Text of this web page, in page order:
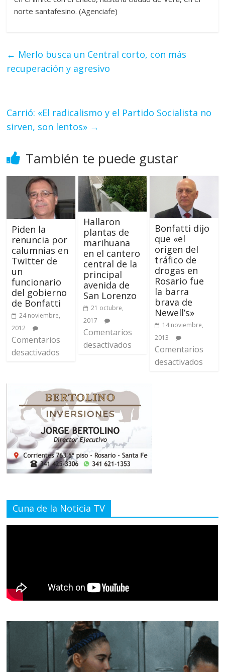
norte santafesino. (Agenciafe)
← Merlo busca un Central corto, con más
recuperación y agresivo
Carrió: «El radicalismo y el Partido Socialista no
sirven, son lentos» →
También te puede gustar
Piden la
renuncia por
calumnias en
Twitter de
un
funcionario
del gobierno
de Bonfatti
24 noviembre,
2012
Comentarios
desactivados
Hallaron
plantas de
marihuana
en el cantero
central de la
principal
avenida de
San Lorenzo
21 octubre,
2017
Comentarios
desactivados
Bonfatti dijo
que «el
origen del
tráfico de
drogas en
Rosario fue
la barra
brava de
Newell’s»
14 noviembre,
2013
Comentarios
desactivados
Cuna de la Noticia TV